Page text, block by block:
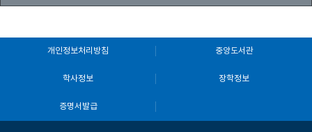
개인정보처리방침 중앙도서관
학사정보 장학정보
증명서발급